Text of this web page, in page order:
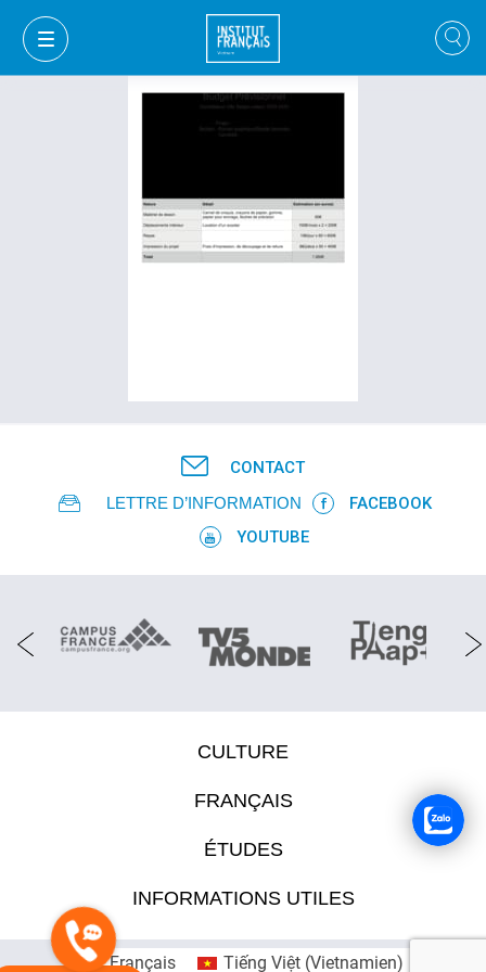
MON PANIER CONNEXION
CONTACT
LETTRE D’INFORMATION
FACEBOOK
YOUTUBE
CULTURE
FRANÇAIS
ÉTUDES
INFORMATIONS UTILES
Français Tiếng Việt(Vietnamien)